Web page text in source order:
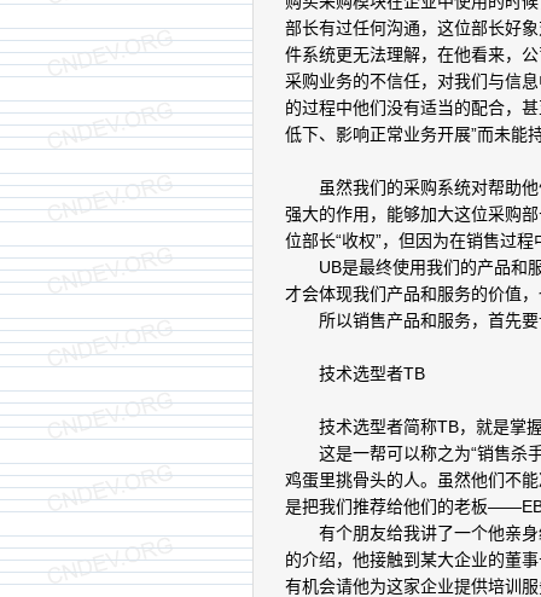
部长有过任何沟通，这位部长好
件系统更无法理解，在他看来，
采购业务的不信任，对我们与信
的过程中他们没有适当的配合，
低下、影响正常业务开展”而未能
虽然我们的采购系统对帮助他
强大的作用，能够加大这位采购
位部长“收权”，但因为在销售过
UB是最终使用我们的产品和服
才会体现我们产品和服务的价值
所以销售产品和服务，首先要
技术选型者TB
技术选型者简称TB，就是掌握
这是一帮可以称之为“销售杀手
鸡蛋里挑骨头的人。虽然他们不
是把我们推荐给他们的老板
有个朋友给我讲了一个他亲身
的介绍，他接触到某大企业的董
有机会请他为这家企业提供培训